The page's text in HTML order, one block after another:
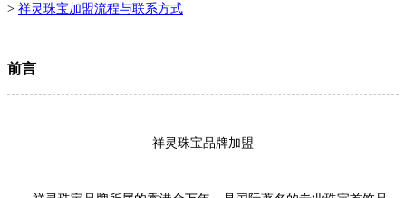
> 祥灵珠宝加盟流程与联系方式
前言
祥灵珠宝品牌加盟